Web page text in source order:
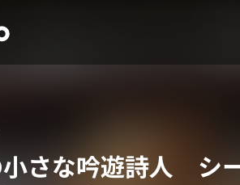
さな吟遊詩人 シ